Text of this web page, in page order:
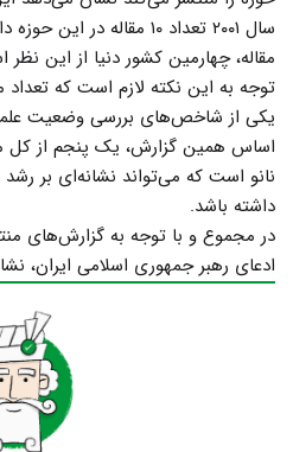
مقاله، چهارمین کشور دنیا از این
توجه به این نکته لازم است که تعداد
یکی از شاخص‌های بررسی وضعیت
اساس همین گزارش، یک پنجم از کل
نانو است که می‌تواند نشانه‌ای بر
داشته باشد.
در مجموع و با توجه به گزارش‌های
ادعای رهبر جمهوری اسلامی ایران،